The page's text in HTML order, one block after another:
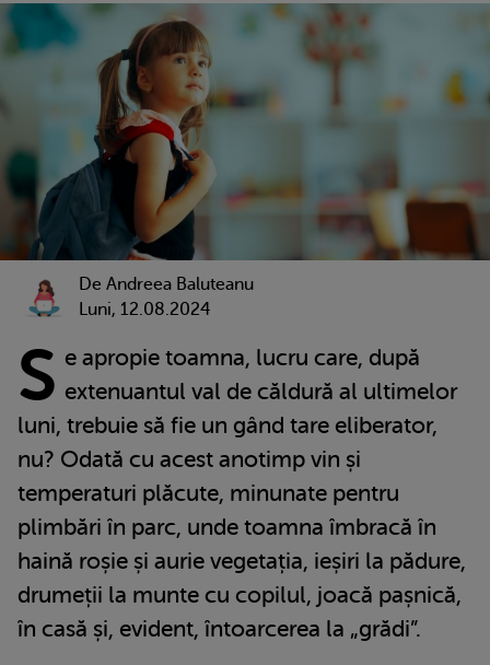
De Andreea Baluteanu
Luni, 12.08.2024
S e apropie toamna, lucru care, după
extenuantul val de căldură al ultimelor
luni, trebuie să fie un gând tare eliberator,
nu? Odată cu acest anotimp vin și
temperaturi plăcute, minunate pentru
plimbări în parc, unde toamna îmbracă în
haină roșie și aurie vegetația, ieșiri la pădure,
drumeții la munte cu copilul, joacă pașnică,
în casă și, evident, întoarcerea la „grădi”.